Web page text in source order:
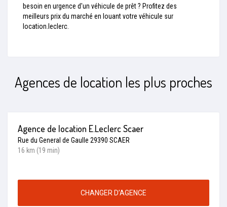
besoin en urgence d'un véhicule de prêt ? Profitez des
meilleurs prix du marché en louant votre véhicule sur
location.leclerc.
Agences de location les plus proches
Agence de location E.Leclerc Scaer
Rue du General de Gaulle 29390 SCAER
16 km (19 min)
CHANGER D’AGENCE